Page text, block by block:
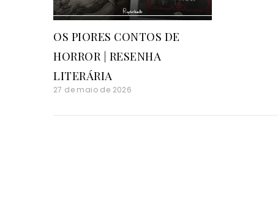
OS PIORES CONTOS DE
HORROR | RESENHA
LITERÁRIA
27 de maio de 2026